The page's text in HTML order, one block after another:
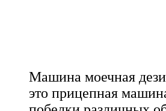
Машина моечная
это прицепная